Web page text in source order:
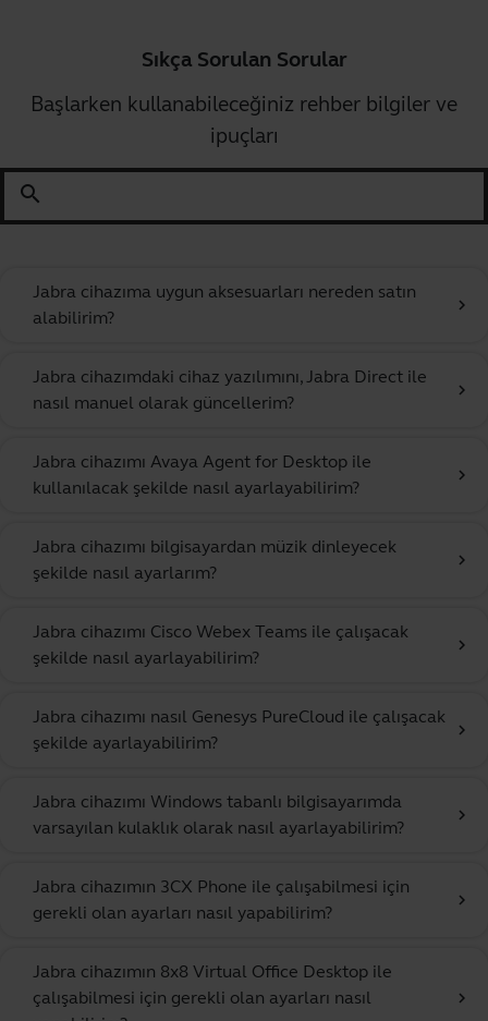
Sıkça Sorulan Sorular
Başlarken kullanabileceğiniz rehber bilgiler ve
ipuçları
search
Jabra cihazıma uygun aksesuarları nereden satın
alabilirim?
chevron_right
Jabra cihazımdaki cihaz yazılımını, Jabra Direct ile
nasıl manuel olarak güncellerim?
chevron_right
Jabra cihazımı Avaya Agent for Desktop ile
kullanılacak şekilde nasıl ayarlayabilirim?
chevron_right
Jabra cihazımı bilgisayardan müzik dinleyecek
şekilde nasıl ayarlarım?
chevron_right
Jabra cihazımı Cisco Webex Teams ile çalışacak
şekilde nasıl ayarlayabilirim?
chevron_right
Jabra cihazımı nasıl Genesys PureCloud ile çalışacak
şekilde ayarlayabilirim?
chevron_right
Jabra cihazımı Windows tabanlı bilgisayarımda
varsayılan kulaklık olarak nasıl ayarlayabilirim?
chevron_right
Jabra cihazımın 3CX Phone ile çalışabilmesi için
gerekli olan ayarları nasıl yapabilirim?
chevron_right
Jabra cihazımın 8x8 Virtual Office Desktop ile
çalışabilmesi için gerekli olan ayarları nasıl
chevron_right